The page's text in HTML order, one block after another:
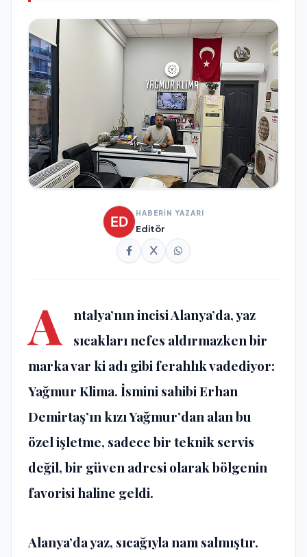
HABERİN YAZARI
Editör
A
ntalya’nın incisi Alanya’da, yaz
sıcakları nefes aldırmazken bir
marka var ki adı gibi ferahlık vadediyor:
Yağmur Klima. İsmini sahibi Erhan
Demirtaş’ın kızı Yağmur’dan alan bu
özel işletme, sadece bir teknik servis
değil, bir güven adresi olarak bölgenin
favorisi haline geldi.
Alanya’da yaz, sıcağıyla nam salmıştır.